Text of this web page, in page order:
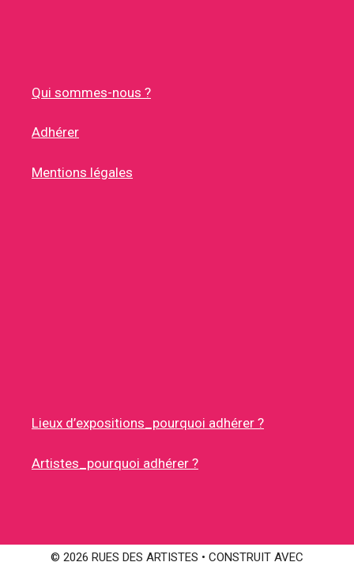
Qui sommes-nous ?
Adhérer
Mentions légales
Lieux d’expositions_pourquoi adhérer ?
Artistes_pourquoi adhérer ?
© 2026 RUES DES ARTISTES • CONSTRUIT AVEC